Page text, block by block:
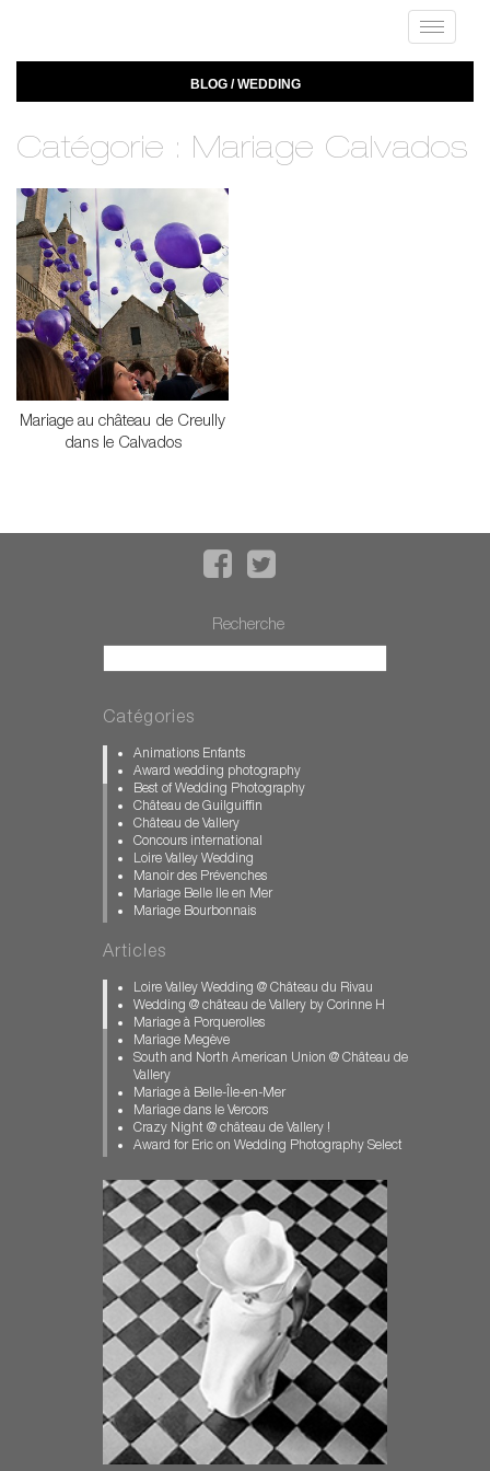
Toggle
BLOG / WEDDING
Catégorie : Mariage Calvados
Mariage au château de Creully
dans le Calvados
Recherche
Catégories
Animations Enfants
Award wedding photography
Best of Wedding Photography
Château de Guilguiffin
Château de Vallery
Concours international
Loire Valley Wedding
Manoir des Prévenches
Mariage Belle Ile en Mer
Mariage Bourbonnais
Mariage Calvados
Mariage Clos Vougeot
Mariage dans l'Allier
Mariage féerique
Mariage Gay Paris
Mariage Loir et Cher
Mariage Pays Basque
Mariage Porquerolles
Mariage pour Tous
Mariage Vallery
Mariage Vercors
photographe mariage
Photographe Mariage Biarritz
Photographe Mariage Bourgogne
Photographe Mariage Megève
Photographe Mariage Normandie
Photos Ile aux Moines
Pre-Wedding-Photography-Paris
wedding chateau st loup
wedding contest
wedding Dordogne
Wedding french Riviera
Wedding in Brittany
Wedding in Burgundy
wedding in Provence
wedding Megeve
wedding near Bordeaux
Articles
Loire Valley Wedding @ Château du Rivau
Wedding @ château de Vallery by Corinne H
Mariage à Porquerolles
Mariage Megève
South and North American Union @ Château de
Vallery
Mariage à Belle-Île-en-Mer
Mariage dans le Vercors
Crazy Night @ château de Vallery !
Award for Eric on Wedding Photography Select
US and Korean Wedding in France
Mariage au Manoir des Prévenches en
Normandie
Mariage en Bretagne, sur l'Île aux Moines.
A winter muslim wedding
ISPWP CONTEST / 2nd PLACE | FIRST DANCE
American Jewish Wedding in Provence
Carrousel et Barbe à Papa en Loir-et-Cher
Mariage Féerique dans le Bourbonnais
Wedding in Brittany – Mariage au château de
Guilguiffin
Eric join the BOWP
Wedding in Dordogne
Wedding in Tuscany
Mariage au château des Condé à Vallery
Pre-Wedding Photography in Paris
Le "château des Condé" renaît "Château de